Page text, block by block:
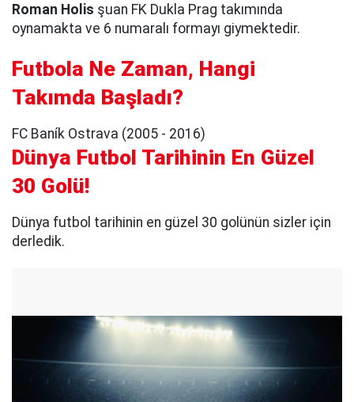
Roman Holis şuan FK Dukla Prag takımında
oynamakta ve 6 numaralı formayı giymektedir.
Futbola Ne Zaman, Hangi
Takımda Başladı?
FC Baník Ostrava (2005 - 2016)
Dünya Futbol Tarihinin En Güzel
30 Golü!
Dünya futbol tarihinin en güzel 30 golünün sizler için
derledik.